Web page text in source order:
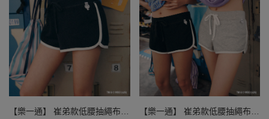
【樂一通】 崔弟款低腰抽繩布章
【樂一通】 崔弟款低腰抽繩布章